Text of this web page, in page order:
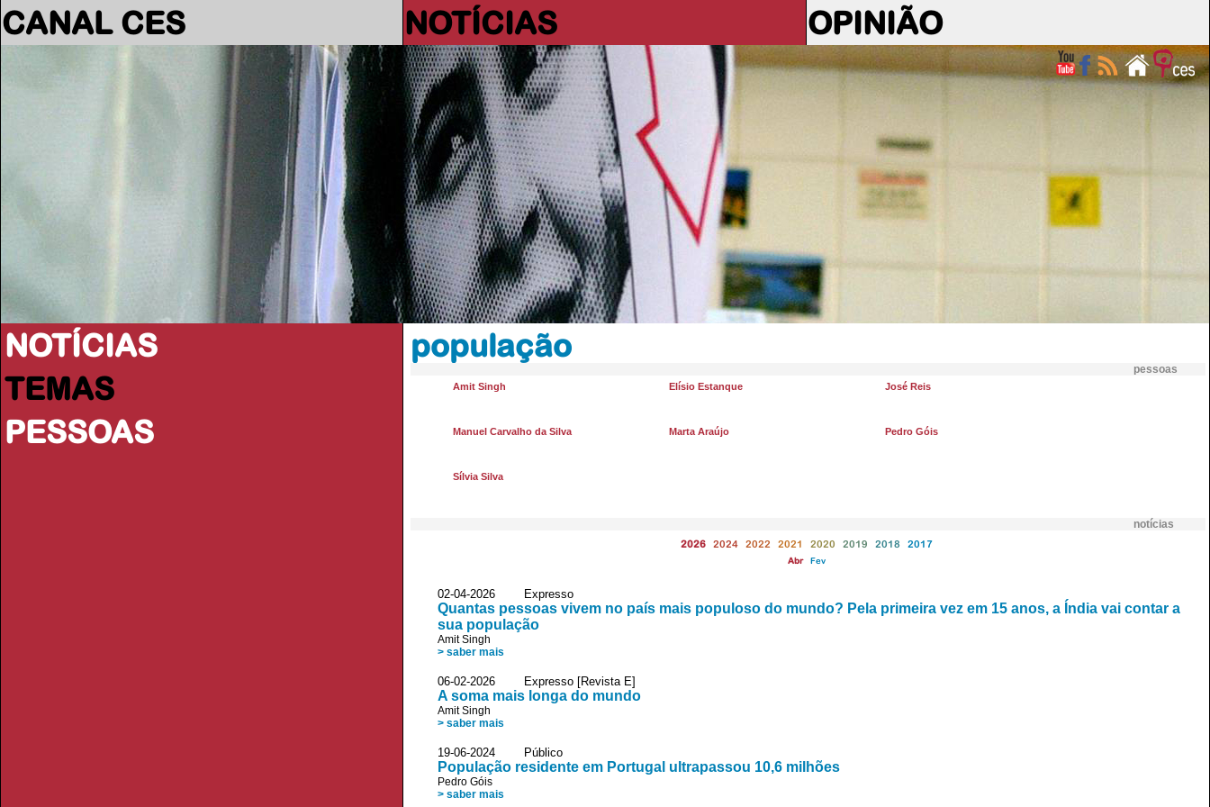
CANAL CES NOTÍCIAS OPINIÃO
NOTÍCIAS
TEMAS
PESSOAS
população
pessoas
Amit Singh Elísio Estanque José Reis
Manuel Carvalho da Silva Marta Araújo Pedro Góis
Sílvia Silva
notícias
2026 2024 2022 2021 2020 2019 2018 2017
Abr Fev
02-04-2026 Expresso
Quantas pessoas vivem no país mais populoso do mundo? Pela primeira vez em 15 anos, a Índia vai contar a
sua população
Amit Singh
> saber mais
06-02-2026 Expresso [Revista E]
A soma mais longa do mundo
Amit Singh
> saber mais
19-06-2024 Público
População residente em Portugal ultrapassou 10,6 milhões
Pedro Góis
> saber mais